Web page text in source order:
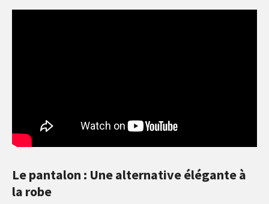
Le pantalon : Une alternative élégante à
la robe